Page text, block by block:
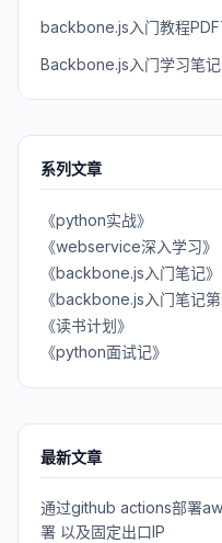
backbone.js入门教程
Backbone.js入门学习笔
系列文章
《python实战》
《webservice深入学习》
《backbone.js入门笔记》
《backbone.js入门笔记第
《读书计划》
《python面试记》
最新文章
通过github actions部署
署 以及固定出口IP